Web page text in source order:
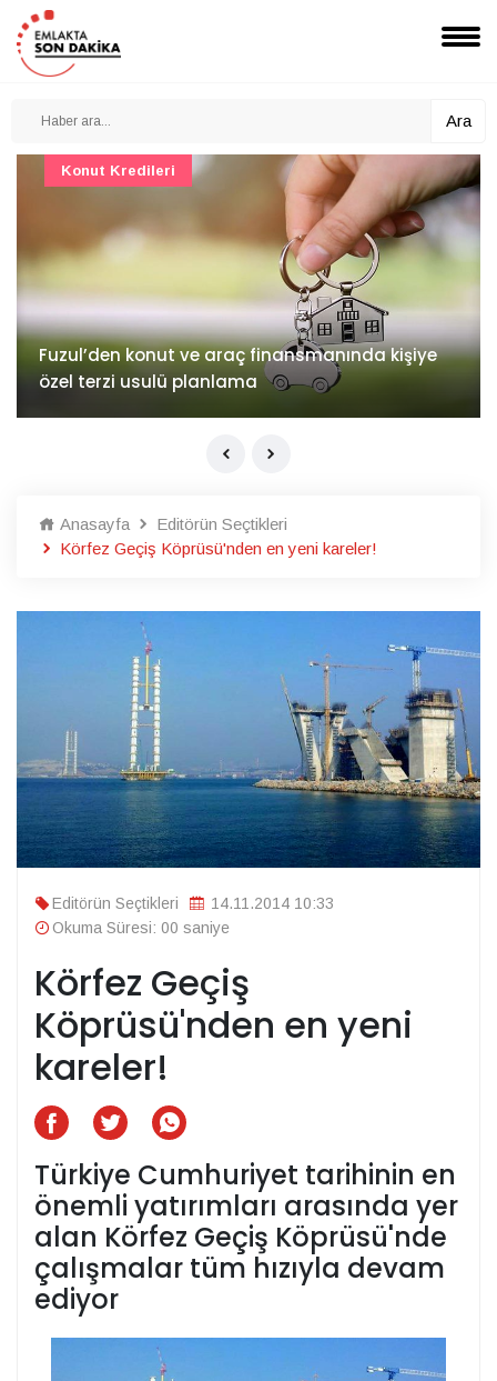
Ara
İv Kandilli'de yaşam yakında başlıyor
Konut Projeleri
Anasayfa
Editörün Seçtikleri
Körfez Geçiş Köprüsü'nden en yeni kareler!
Editörün Seçtikleri
14.11.2014 10:33
Okuma Süresi: 00 saniye
Körfez Geçiş
Köprüsü'nden en yeni
kareler!
Türkiye Cumhuriyet tarihinin en
önemli yatırımları arasında yer
alan Körfez Geçiş Köprüsü'nde
çalışmalar tüm hızıyla devam
ediyor